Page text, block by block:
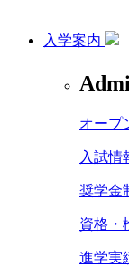
入学案内
オープ
入試情
奨学金
資格・
進学実